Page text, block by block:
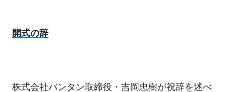
開式の辞
株式会社バンタン取締役・吉岡忠樹が祝辞を述べ